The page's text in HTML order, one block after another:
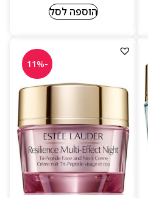
הוספה לסל
-11%